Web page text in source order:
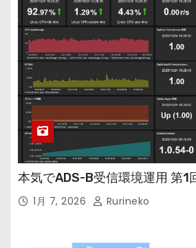
本気でADS-B受信環境運用 第1
1月 7, 2026 Rurineko